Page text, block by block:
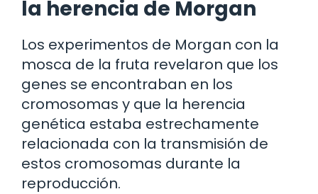
la herencia de Morgan
Los experimentos de Morgan con la
mosca de la fruta revelaron que los
genes se encontraban en los
cromosomas y que la herencia
genética estaba estrechamente
relacionada con la transmisión de
estos cromosomas durante la
reproducción.